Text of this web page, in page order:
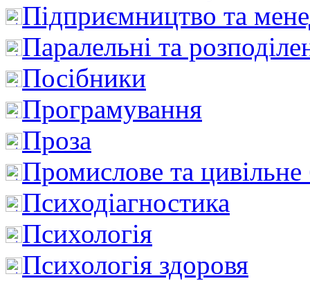
Підприємництво та
Паралельні та
Посібники
Програмування
Проза
Промислове та цивільне
Психодіагностика
Психологія
Психологія здоровя